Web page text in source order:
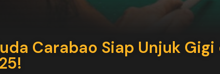
Carabao Siap Unjuk